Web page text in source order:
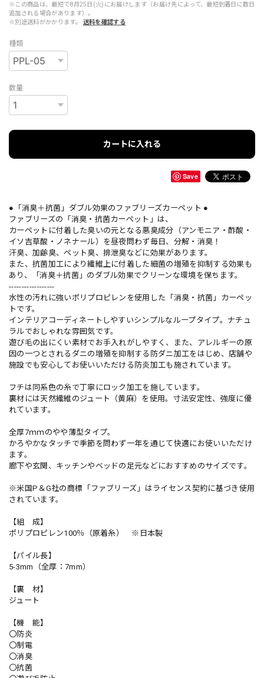
※この商品は、最短で8月25日(火)にお届けします（お届け先によって、最短到着日に数日
追加される場合があります）。
※別途送料がかかります。
送料を確認する
種類
数量
カートに入れる
Save
●「消臭＋抗菌」ダブル効果のファブリーズカーペット ●
ファブリーズの「消臭・抗菌カーペット」は、
カーペットに付着した臭いの元となる悪臭成分（アンモニア・酢酸・
イソ吉草酸・ノネナール）を昼夜問わず毎日、分解・消臭！
汗臭、加齢臭、ペット臭、排泄臭などに効果があります。
また、抗菌加工により繊維上に付着した細菌の増殖を抑制する効果も
あり、「消臭＋抗菌」のダブル効果でクリーンな環境を保ちます。
------------------
水性の汚れに強いポリプロピレンを使用した「消臭・抗菌」カーペッ
トです。
インテリアコーディネートしやすいシンプルなループタイプ。ナチュ
ラルでおしゃれな雰囲気です。
遊び毛の出にくい素材でお手入れがしやすく、また、アレルギーの原
因の一つとされるダニの増殖を抑制する防ダニ加工をはじめ、店舗や
施設でも安心してお使いいただける防炎加工も施されています。
フチは同系色の糸で丁寧にロック加工を施しています。
裏材には天然繊維のジュート（黄麻）を使用。寸法安定性、強度に優
れています。
全厚7ｍｍのやや薄型タイプ。
かろやかなタッチで季節を問わず一年を通じて快適にお使いいただけ
ます。
廊下や玄関、キッチンやベッドの足元などにおすすめのサイズです。
※米国P＆G社の商標「ファブリーズ」はライセンス契約に基づき使用
されています。
【組 成】
ポリプロピレン100％（原着糸） ※日本製
【パイル長】
5-3mm（全厚：7mm）
【裏 材】
ジュート
【機 能】
〇防炎
〇制電
〇消臭
〇抗菌